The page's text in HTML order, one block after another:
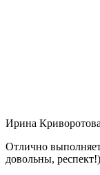
Ирина Криворотова
Отлично
довольны, респект!)